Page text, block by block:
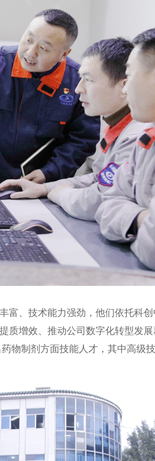
富、技术能力强劲，他们依托科
质增效、推动公司数字化转型发
物制剂方面技能人才，其中高级